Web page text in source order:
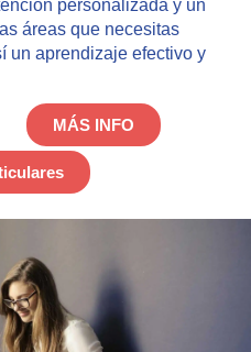
personalizada y un
áreas que necesitas
un aprendizaje efectivo y
MÁS INFO